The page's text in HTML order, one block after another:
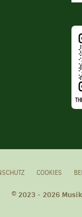
COOKIES
© 2023 - 2026